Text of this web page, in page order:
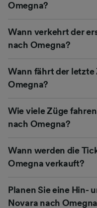
Omegna?
Wann verkehrt der
nach Omegna?
Wann fährt der letzte
Omegna?
Wie viele Züge
nach Omegna?
Wann werden die
Omegna verkauft?
Planen Sie eine Hin-
Novara nach